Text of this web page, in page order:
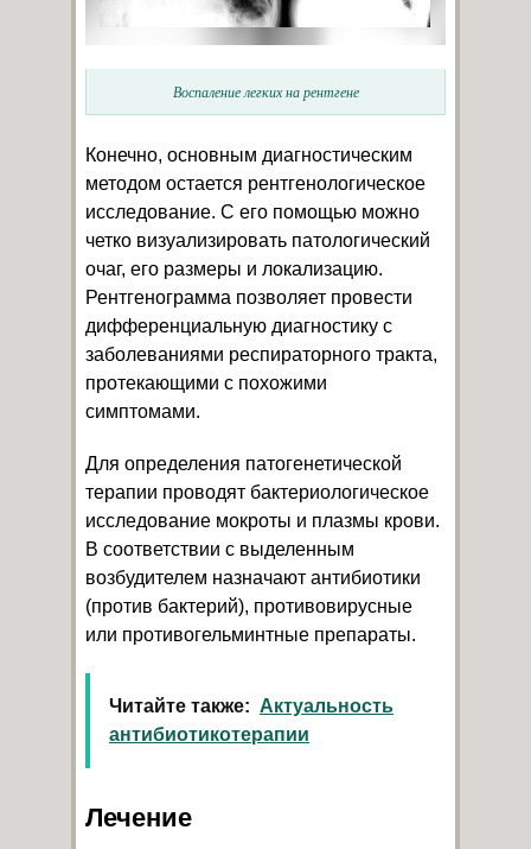
Воспаление легких на рентгене
Конечно, основным диагностическим
методом остается рентгенологическое
исследование. С его помощью можно
четко визуализировать патологический
очаг, его размеры и локализацию.
Рентгенограмма позволяет провести
дифференциальную диагностику с
заболеваниями респираторного тракта,
протекающими с похожими
симптомами.
Для определения патогенетической
терапии проводят бактериологическое
исследование мокроты и плазмы крови.
В соответствии с выделенным
возбудителем назначают антибиотики
(против бактерий), противовирусные
или противогельминтные препараты.
Читайте также: Актуальность
антибиотикотерапии
Лечение